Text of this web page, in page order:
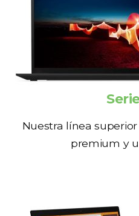
Nuestra línea
premium y